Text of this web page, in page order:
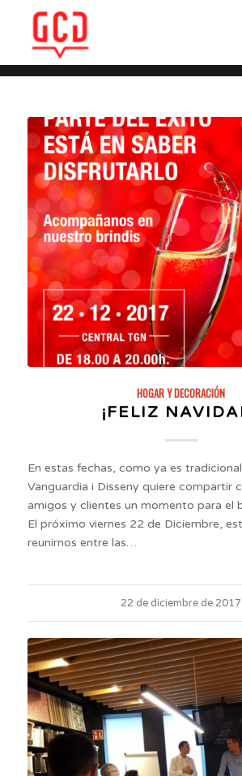
HOGAR Y DECORACIÓN
¡FELIZ
En estas fechas, como ya es
Vanguardia i Disseny quiere compartir
amigos y clientes un momento para el
El próximo viernes 22 de Diciembre,
reunirnos entre las…
22 de diciembre de 2017